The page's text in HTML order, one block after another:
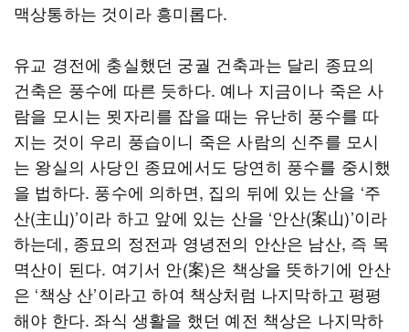
맥상통하는 것이라 흥미롭다.
유교 경전에 충실했던 궁궐 건축과는 달리 종묘의
건축은 풍수에 따른 듯하다. 예나 지금이나 죽은 사
람을 모시는 묏자리를 잡을 때는 유난히 풍수를 따
지는 것이 우리 풍습이니 죽은 사람의 신주를 모시
는 왕실의 사당인 종묘에서도 당연히 풍수를 중시했
을 법하다. 풍수에 의하면, 집의 뒤에 있는 산을 ‘주
산(主山)’이라 하고 앞에 있는 산을 ‘안산(案山)’이라
하는데, 종묘의 정전과 영녕전의 안산은 남산, 즉 목
멱산이 된다. 여기서 안(案)은 책상을 뜻하기에 안산
은 ‘책상 산’이라고 하여 책상처럼 나지막하고 평평
해야 한다. 좌식 생활을 했던 예전 책상은 나지막하